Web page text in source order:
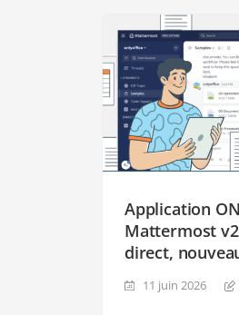
Application
Mattermost
direct,
améliorées
11 juin 2026